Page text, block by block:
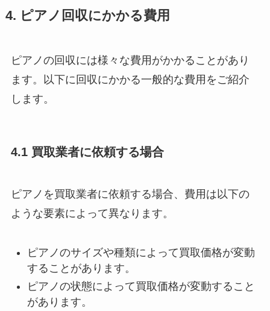
4. ピアノ回収にかかる費用
ピアノの回収には様々な費用がかかることがあり
ます。以下に回収にかかる一般的な費用をご紹介
します。
4.1 買取業者に依頼する場合
ピアノを買取業者に依頼する場合、費用は以下の
ような要素によって異なります。
ピアノのサイズや種類によって買取価格が変動
することがあります。
ピアノの状態によって買取価格が変動すること
があります。